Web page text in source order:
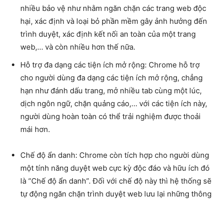
nhiều bảo vệ như nhằm ngăn chặn các trang web độc
hại, xác định và loại bỏ phần mềm gây ảnh hưởng đến
trình duyệt, xác định kết nối an toàn của một trang
web,… và còn nhiều hơn thế nữa.
Hỗ trợ đa dạng các tiện ích mở rộng: Chrome hỗ trợ
cho người dùng đa dạng các tiện ích mở rộng, chẳng
hạn như đánh dấu trang, mở nhiều tab cùng một lúc,
dịch ngôn ngữ, chặn quảng cáo,… với các tiện ích này,
người dùng hoàn toàn có thể trải nghiệm được thoải
mái hơn.
Chế độ ẩn danh: Chrome còn tích hợp cho người dùng
một tính năng duyệt web cực kỳ độc đáo và hữu ích đó
là “Chế độ ẩn danh”. Đối với chế độ này thì hệ thống sẽ
tự động ngăn chặn trình duyệt web lưu lại những thông